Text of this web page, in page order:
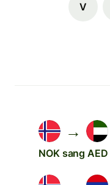
V
→
NOK sang AED